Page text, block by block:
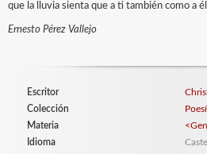
que la lluvia sienta que a ti también como a
Ernesto Pérez Vallejo
Escritor
Colección
Materia
Idioma